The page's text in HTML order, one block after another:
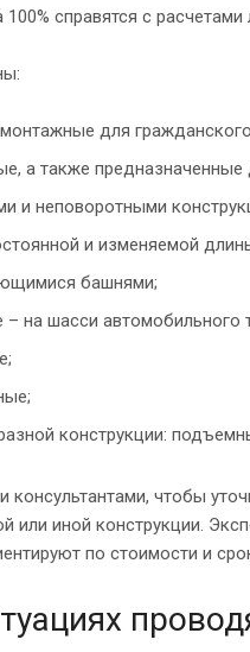
100% справятся с
для
а также предназначенные
и неповоротными
и изменяемой
башнями;
на шасси автомобильного
конструкции:
консультантами, чтобы
или иной конструкции.
по стоимости и